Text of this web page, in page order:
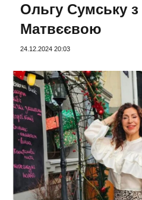
Ольгу Сумську
Матвєєвою
24.12.2024 20:03